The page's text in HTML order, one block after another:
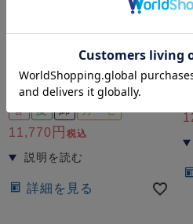
ラサラの肌触り
80オーガニック超長綿1重
フト
春 夏 綿 ガーゼ
11,770 税込
詳細を見る